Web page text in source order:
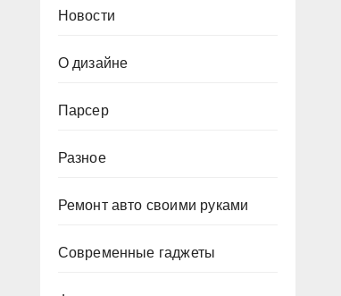
Новости
О дизайне
Парсер
Разное
Ремонт авто своими руками
Современные гаджеты